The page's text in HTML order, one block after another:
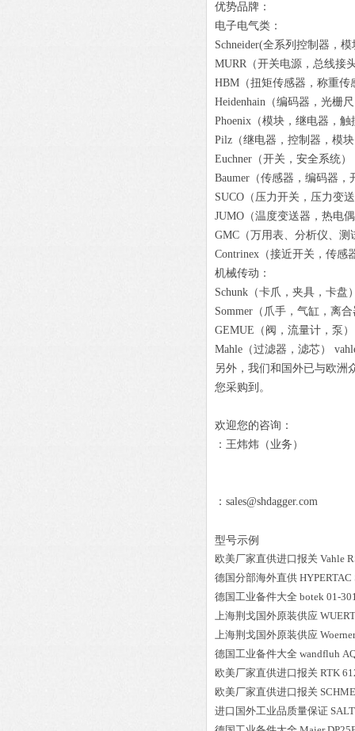
优势品牌：
电子电气类：
Schneider(全系列控制器，
MURR（开关电源，总线接
HBM（扭矩传感器，称重传
Heidenhain（编码器，光栅
Phoenix（模块，继电器，
Pilz（继电器，控制器，模
Euchner（开关，安全系统
Baumer（传感器，编码器
SUCO（压力开关，压力变
JUMO（温度变送器，热电
GMC（万用表、分析仪、测
Contrinex（接近开关，传感
机械传动：
Schunk（卡爪，夹具，卡盘
Sommer（爪手，气缸，离
GEMUE（阀，流量计，泵
Mahle（过滤器，滤芯）
另外，我们和国外已与欧洲
您采购到。
欢迎您的咨询：
：王炜炜（业务）
：sales@shdagger.com
型号示例
欧美厂家直供进口报关 Vahle
德国分部海外直供 HYPERTAC
德国工业备件大全 botek 01-
上海荆戈国外原装供应
上海荆戈国外原装供应 Woerner
德国工业备件大全 wandfluh
欧美厂家直供进口报关 RTK
欧美厂家直供进口报关
进口国外工业品质量保证